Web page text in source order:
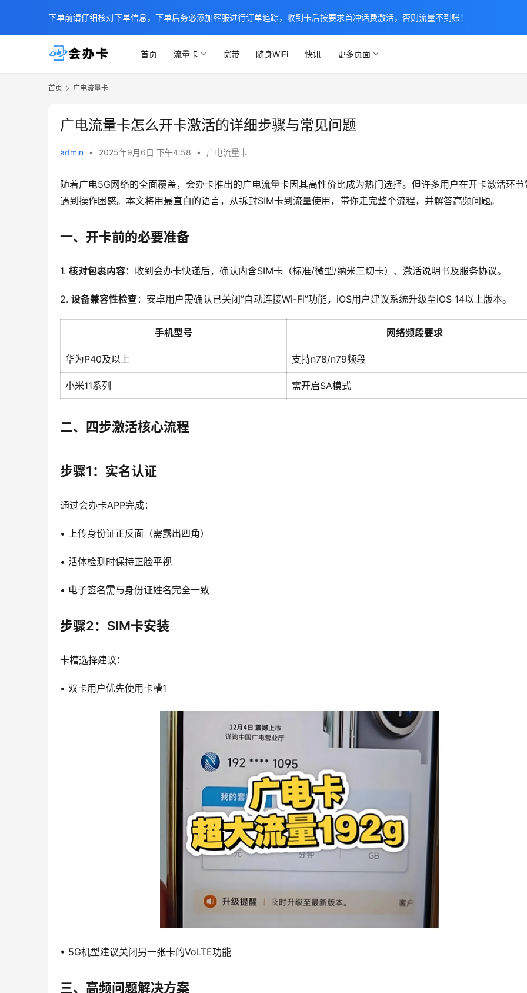
首页 流量卡 宽带 随身WiFi 快讯 更多页面
首页 广电流量卡
广电流量卡怎么开卡激活的详细步骤与常见问题
admin • 2025年9月6日 下午4:58 • 广电流量卡
随着广电5G网络的全面覆盖，会办卡推出的广电流量卡因其高性价比成为热门选择。但许多用户在开卡激活环节
遇到操作困惑。本文将用最直白的语言，从拆封SIM卡到流量使用，带你走完整个流程，并解答高频问题。
一、开卡前的必要准备
1. 核对包裹内容：收到会办卡快递后，确认内含SIM卡（标准/微型/纳米三切卡）、激活说明书及服务协议。
2. 设备兼容性检查：安卓用户需确认已关闭”自动连接Wi-Fi”功能，iOS用户建议系统升级至iOS 14以上版本。
手机型号 网络频段要求
华为P40及以上 支持n78/n79频段
小米11系列 需开启SA模式
二、四步激活核心流程
步骤1：实名认证
通过会办卡APP完成：
• 上传身份证正反面（需露出四角）
• 活体检测时保持正脸平视
• 电子签名需与身份证姓名完全一致
步骤2：SIM卡安装
卡槽选择建议：
• 双卡用户优先使用卡槽1
• 5G机型建议关闭另一张卡的VoLTE功能
三、高频问题解决方案
下单前请仔细核对下单信息，下单后务必添加客服进行订单追踪，收到卡后按要求首冲话费激活，否则流量不到账！